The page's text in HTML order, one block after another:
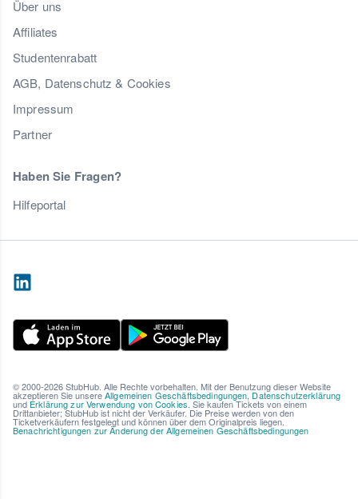
Über uns
Affiliates
Studentenrabatt
AGB, Datenschutz & Cookies
Impressum
Partner
Haben Sie Fragen?
Hilfeportal
© 2000-2026 StubHub. Alle Rechte vorbehalten. Mit der Benutzung dieser Website
akzeptieren Sie unsereAllgemeinen Geschäftsbedingungen, Datenschutzerklärung
und Erklärung zur Verwendung von Cookies. Sie kaufen Tickets von einem
Drittanbieter; StubHub ist nicht der Verkäufer. Die Preise werden von den
Ticketverkäufern festgelegt und können über dem Originalpreis liegen.
Benachrichtigungen zur Änderung der Allgemeinen Geschäftsbedingungen